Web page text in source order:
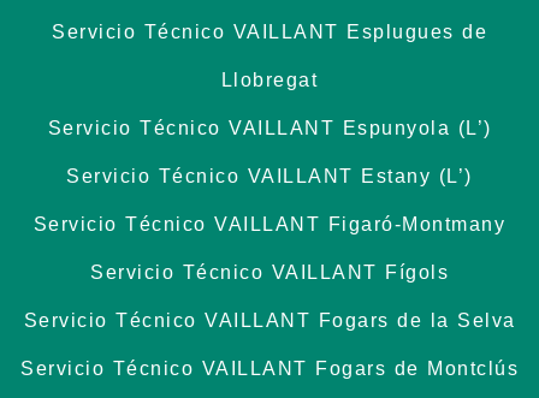
Servicio Técnico VAILLANT Esplugues de
Llobregat
Servicio Técnico VAILLANT Espunyola (L’)
Servicio Técnico VAILLANT Estany (L’)
Servicio Técnico VAILLANT Figaró-Montmany
Servicio Técnico VAILLANT Fígols
Servicio Técnico VAILLANT Fogars de la Selva
Servicio Técnico VAILLANT Fogars de Montclús